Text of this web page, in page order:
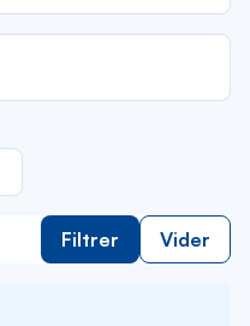
Filtrer Vider